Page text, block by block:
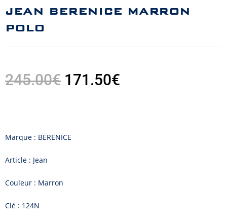
JEAN BERENICE MARRON
POLO
245.00€ 171.50€
Marque : BERENICE
Article : Jean
Couleur : Marron
Clé : 124N